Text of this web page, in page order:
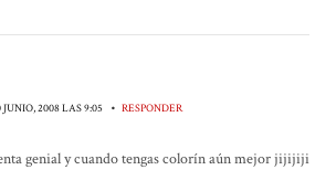
JUNIO, 2008 LAS 9:05 • RESPONDER
genial y cuando tengas colorín aún mejor jijijiji